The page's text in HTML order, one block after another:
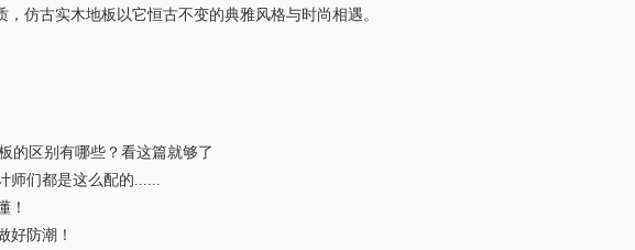
仿古实木地板以它恒古不变的典雅风格与时尚相遇。
的区别有哪些？看这篇就够了
师们都是这么配的......
！
好防潮！